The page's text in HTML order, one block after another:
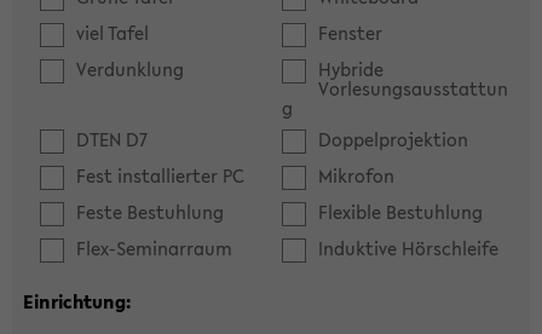
viel Tafel
Fenster
Verdunklung
Hybride
Vorlesungsausstattun
g
DTEN D7
Doppelprojektion
Fest installierter PC
Mikrofon
Feste Bestuhlung
Flexible Bestuhlung
Flex-Seminarraum
Induktive Hörschleife
Einrichtung: